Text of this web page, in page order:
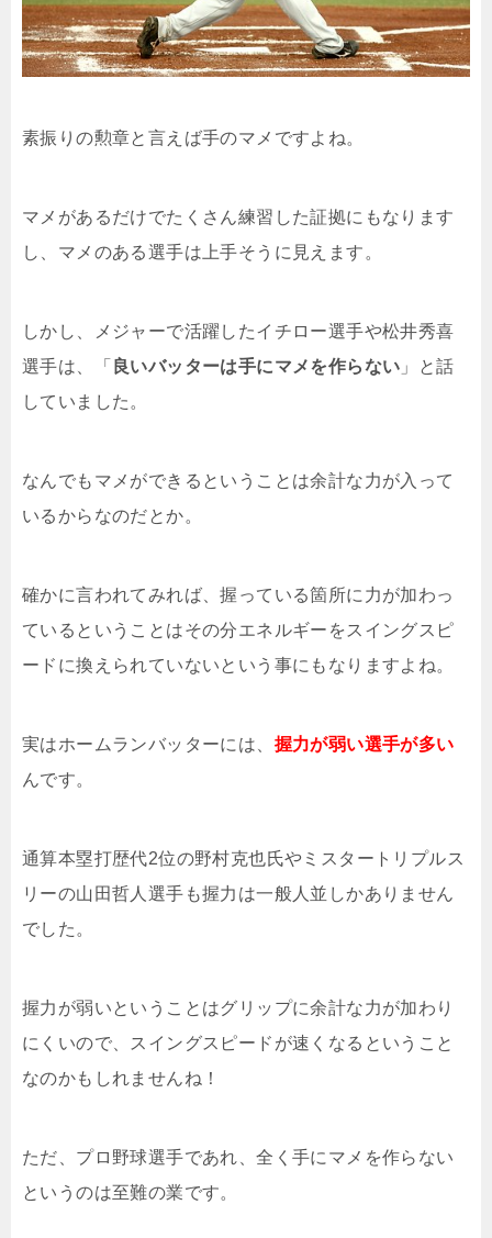
素振りの勲章と言えば手のマメですよね。
マメがあるだけでたくさん練習した証拠にもなります
し、マメのある選手は上手そうに見えます。
しかし、メジャーで活躍したイチロー選手や松井秀喜
選手は、「 良いバッターは手にマメを作らない 」と話
していました。
なんでもマメができるということは余計な力が入って
いるからなのだとか。
確かに言われてみれば、握っている箇所に力が加わっ
ているということはその分エネルギーをスイングスピ
ードに換えられていないという事にもなりますよね。
実はホームランバッターには、 握力が弱い選手が多い
んです。
通算本塁打歴代2位の野村克也氏やミスタートリプルス
リーの山田哲人選手も握力は一般人並しかありません
でした。
握力が弱いということはグリップに余計な力が加わり
にくいので、スイングスピードが速くなるということ
なのかもしれませんね！
ただ、プロ野球選手であれ、全く手にマメを作らない
というのは至難の業です。